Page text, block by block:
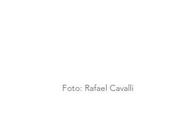
Foto: Rafael Cavalli